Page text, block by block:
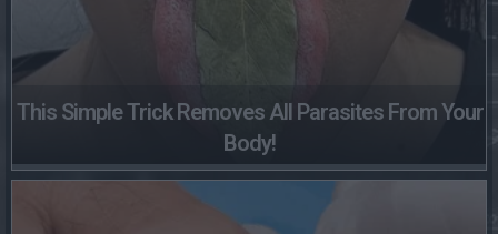
This Simple Trick Removes All Parasites From Your
Body!